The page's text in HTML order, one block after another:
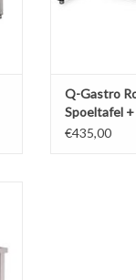
Q-Gastro
Spoeltafel
120x70
€435,00